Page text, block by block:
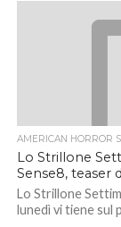
AMERICAN HORROR
Lo Strillone
Sense8, teaser
Lo Strillone
lunedì vi tiene sul